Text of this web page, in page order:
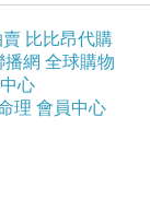
賣 比比昂代購
播網 全球購物
心
理 會員中心